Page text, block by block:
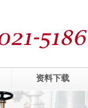
资料下载